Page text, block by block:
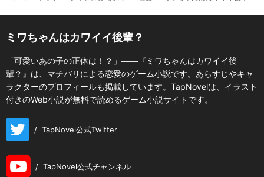
ミワちゃんはカワイイ後輩？
「可愛いあの子の正体は！？」――『ミワちゃんはカワイイ後
輩？』は、マチバリによる恋愛のゲーム小説です。あらすじやキャ
ラクターのプロフィールも掲載しています。TapNovelは、イラスト
付きのWeb小説が無料で読めるゲーム小説サイトです。
/ TapNovel公式Twitter
/ TapNovel公式チャンネル